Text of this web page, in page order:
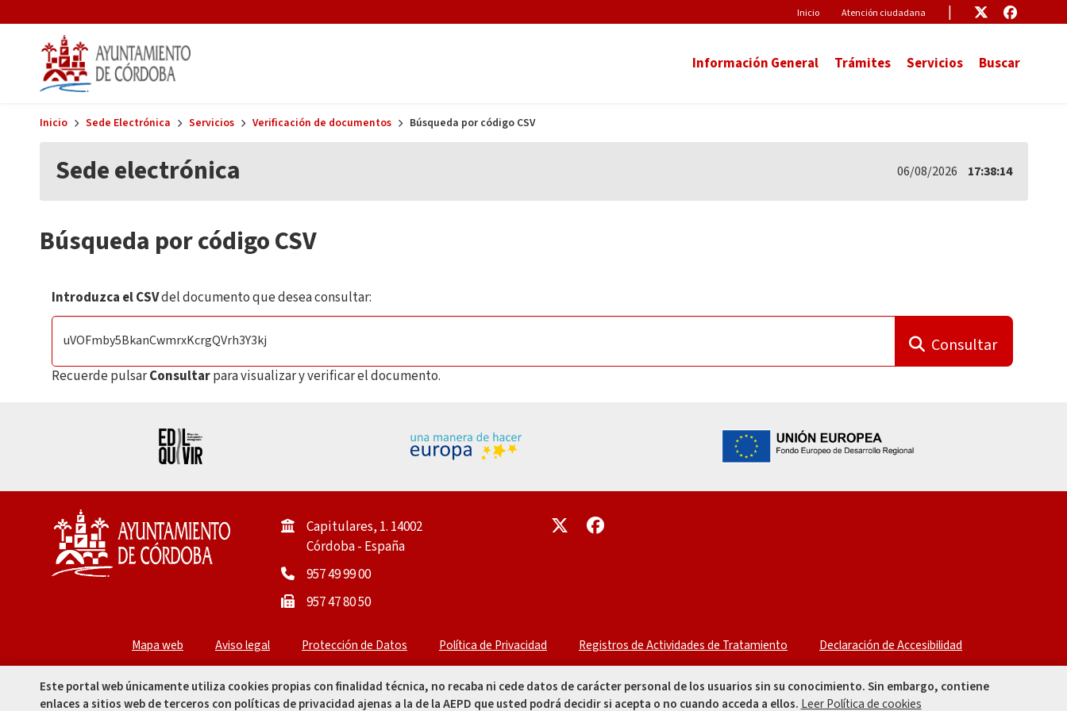
Pre-Header
Inicio Atención ciudadana EnlaceEnlace
Información General Trámites Servicios Buscar
Inicio Sede Electrónica Servicios Verificación de documentos Búsqueda por código CSV
Sede electrónica 06/08/2026 17:38:14
Búsqueda por código CSV
Introduzca el CSVdel documento que desea consultar:
Consultar
Recuerde pulsarConsultarpara visualizar y verificar el documento.
Capitulares, 1. 14002
Córdoba - España
957 49 99 00
957 47 80 50
Enlace
Mapa web Aviso legal Protección de Datos Política de Privacidad Registros de Actividades de Tratamiento Declaración de Accesibilidad
Este portal web únicamente utiliza cookies propias con finalidad técnica, no recaba ni cede datos de carácter personal de los usuarios sin su conocimiento. Sin embargo, contiene
enlaces a sitios web de terceros con políticas de privacidad ajenas a la de la AEPD que usted podrá decidir si acepta o no cuando acceda a ellos. Leer Política de cookies